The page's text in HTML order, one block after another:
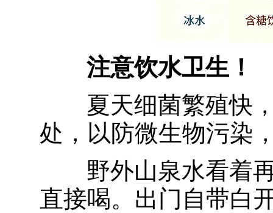
注意饮水卫生！
夏天细菌繁殖快
处，以防微生物污染
野外山泉水看着
直接喝。出门自带白